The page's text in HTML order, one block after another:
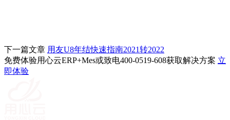
下一篇文章 用友U8年结快速指南2021转2022
免费体验用心云ERP+Mes或致电400-0519-608获取解决方案 立
即体验